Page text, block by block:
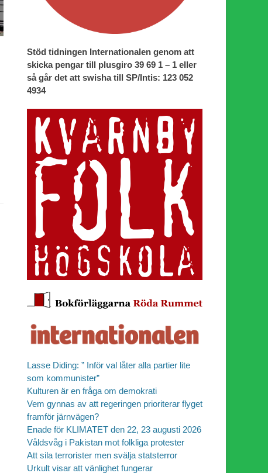
Stöd tidningen Internationalen genom att
skicka pengar till plusgiro 39 69 1 – 1 eller
så går det att swisha till SP/Intis: 123 052
4934
Lasse Diding: ” Inför val låter alla partier lite
som kommunister”
Kulturen är en fråga om demokrati
Vem gynnas av att regeringen prioriterar flyget
framför järnvägen?
Enade för KLIMATET den 22, 23 augusti 2026
Våldsvåg i Pakistan mot folkliga protester
Att sila terrorister men svälja statsterror
Urkult visar att vänlighet fungerar